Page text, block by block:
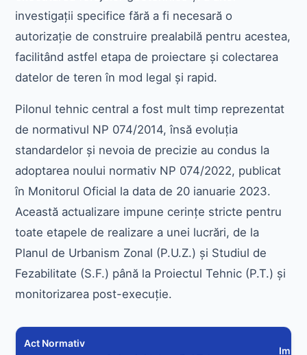
investigații specifice fără a fi necesară o
autorizație de construire prealabilă pentru acestea,
facilitând astfel etapa de proiectare și colectarea
datelor de teren în mod legal și rapid.
Pilonul tehnic central a fost mult timp reprezentat
de normativul NP 074/2014, însă evoluția
standardelor și nevoia de precizie au condus la
adoptarea noului normativ NP 074/2022, publicat
în Monitorul Oficial la data de 20 ianuarie 2023.
Această actualizare impune cerințe stricte pentru
toate etapele de realizare a unei lucrări, de la
Planul de Urbanism Zonal (P.U.Z.) și Studiul de
Fezabilitate (S.F.) până la Proiectul Tehnic (P.T.) și
monitorizarea post-execuție.
Act Normativ